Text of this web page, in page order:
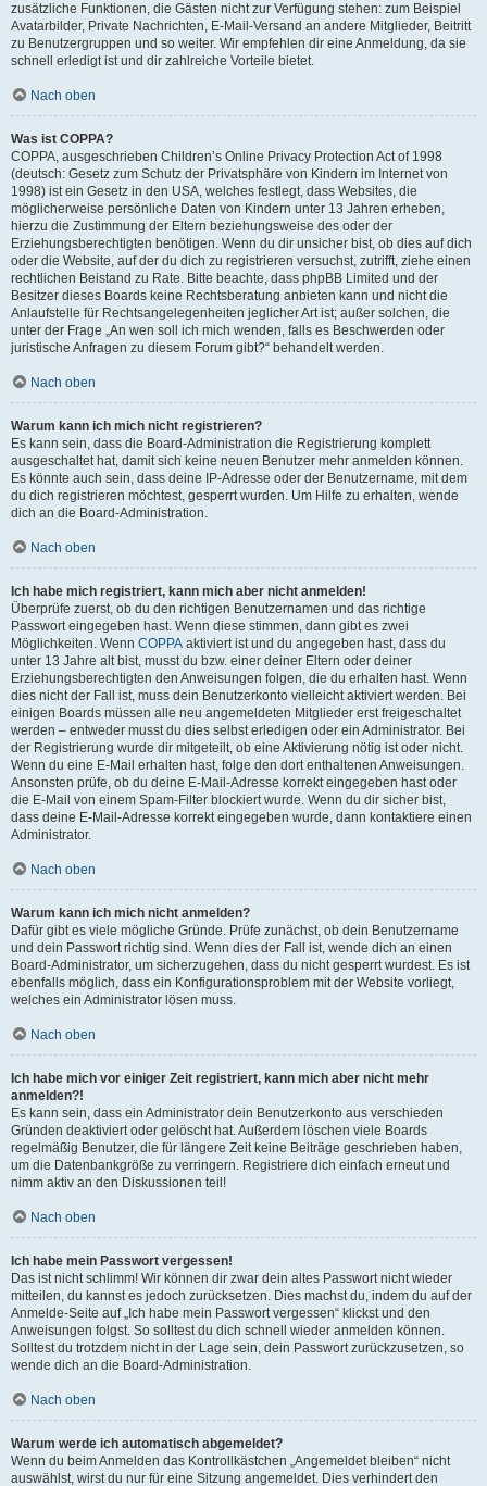
zusätzliche Funktionen, die Gästen nicht zur Verfügung stehen: zum Beispiel
Avatarbilder, Private Nachrichten, E-Mail-Versand an andere Mitglieder, Beitritt
zu Benutzergruppen und so weiter. Wir empfehlen dir eine Anmeldung, da sie
schnell erledigt ist und dir zahlreiche Vorteile bietet.
Nach oben
Was ist COPPA?
COPPA, ausgeschrieben Children’s Online Privacy Protection Act of 1998
(deutsch: Gesetz zum Schutz der Privatsphäre von Kindern im Internet von
1998) ist ein Gesetz in den USA, welches festlegt, dass Websites, die
möglicherweise persönliche Daten von Kindern unter 13 Jahren erheben,
hierzu die Zustimmung der Eltern beziehungsweise des oder der
Erziehungsberechtigten benötigen. Wenn du dir unsicher bist, ob dies auf dich
oder die Website, auf der du dich zu registrieren versuchst, zutrifft, ziehe einen
rechtlichen Beistand zu Rate. Bitte beachte, dass phpBB Limited und der
Besitzer dieses Boards keine Rechtsberatung anbieten kann und nicht die
Anlaufstelle für Rechtsangelegenheiten jeglicher Art ist; außer solchen, die
unter der Frage „An wen soll ich mich wenden, falls es Beschwerden oder
juristische Anfragen zu diesem Forum gibt?“ behandelt werden.
Nach oben
Warum kann ich mich nicht registrieren?
Es kann sein, dass die Board-Administration die Registrierung komplett
ausgeschaltet hat, damit sich keine neuen Benutzer mehr anmelden können.
Es könnte auch sein, dass deine IP-Adresse oder der Benutzername, mit dem
du dich registrieren möchtest, gesperrt wurden. Um Hilfe zu erhalten, wende
dich an die Board-Administration.
Nach oben
Ich habe mich registriert, kann mich aber nicht anmelden!
Überprüfe zuerst, ob du den richtigen Benutzernamen und das richtige
Passwort eingegeben hast. Wenn diese stimmen, dann gibt es zwei
Möglichkeiten. Wenn COPPA aktiviert ist und du angegeben hast, dass du
unter 13 Jahre alt bist, musst du bzw. einer deiner Eltern oder deiner
Erziehungsberechtigten den Anweisungen folgen, die du erhalten hast. Wenn
dies nicht der Fall ist, muss dein Benutzerkonto vielleicht aktiviert werden. Bei
einigen Boards müssen alle neu angemeldeten Mitglieder erst freigeschaltet
werden – entweder musst du dies selbst erledigen oder ein Administrator. Bei
der Registrierung wurde dir mitgeteilt, ob eine Aktivierung nötig ist oder nicht.
Wenn du eine E-Mail erhalten hast, folge den dort enthaltenen Anweisungen.
Ansonsten prüfe, ob du deine E-Mail-Adresse korrekt eingegeben hast oder
die E-Mail von einem Spam-Filter blockiert wurde. Wenn du dir sicher bist,
dass deine E-Mail-Adresse korrekt eingegeben wurde, dann kontaktiere einen
Administrator.
Nach oben
Warum kann ich mich nicht anmelden?
Dafür gibt es viele mögliche Gründe. Prüfe zunächst, ob dein Benutzername
und dein Passwort richtig sind. Wenn dies der Fall ist, wende dich an einen
Board-Administrator, um sicherzugehen, dass du nicht gesperrt wurdest. Es ist
ebenfalls möglich, dass ein Konfigurationsproblem mit der Website vorliegt,
welches ein Administrator lösen muss.
Nach oben
Ich habe mich vor einiger Zeit registriert, kann mich aber nicht mehr
anmelden?!
Es kann sein, dass ein Administrator dein Benutzerkonto aus verschieden
Gründen deaktiviert oder gelöscht hat. Außerdem löschen viele Boards
regelmäßig Benutzer, die für längere Zeit keine Beiträge geschrieben haben,
um die Datenbankgröße zu verringern. Registriere dich einfach erneut und
nimm aktiv an den Diskussionen teil!
Nach oben
Ich habe mein Passwort vergessen!
Das ist nicht schlimm! Wir können dir zwar dein altes Passwort nicht wieder
mitteilen, du kannst es jedoch zurücksetzen. Dies machst du, indem du auf der
Anmelde-Seite auf „Ich habe mein Passwort vergessen“ klickst und den
Anweisungen folgst. So solltest du dich schnell wieder anmelden können.
Solltest du trotzdem nicht in der Lage sein, dein Passwort zurückzusetzen, so
wende dich an die Board-Administration.
Nach oben
Warum werde ich automatisch abgemeldet?
Wenn du beim Anmelden das Kontrollkästchen „Angemeldet bleiben“ nicht
auswählst, wirst du nur für eine Sitzung angemeldet. Dies verhindert den